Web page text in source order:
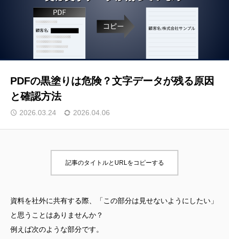
PDFの黒塗りは危険？文字データが残る原因
と確認方法
2026.03.24 2026.04.06
記事のタイトルとURLをコピーする
資料を社外に共有する際、「この部分は見せないようにしたい」
と思うことはありませんか？
例えば次のような部分です。